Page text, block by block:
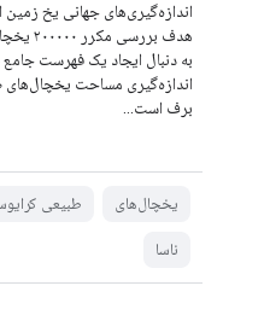
هدف
به دنبال ایجاد یک فهرست
اندازه‌گیری مساحت
برف است...
یخچال‌های طبیعی
ناسا